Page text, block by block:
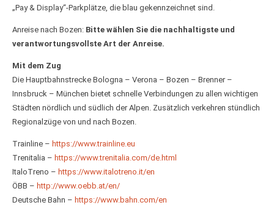
„Pay & Display“-Parkplätze, die blau gekennzeichnet sind.
Anreise nach Bozen: Bitte wählen Sie die nachhaltigste und
verantwortungsvollste Art der Anreise.
Mit dem Zug
Die Hauptbahnstrecke Bologna – Verona – Bozen – Brenner –
Innsbruck – München bietet schnelle Verbindungen zu allen wichtigen
Städten nördlich und südlich der Alpen. Zusätzlich verkehren stündlich
Regionalzüge von und nach Bozen.
Trainline – https://www.trainline.eu
Trenitalia – https://www.trenitalia.com/de.html
ItaloTreno – https://www.italotreno.it/en
ÖBB – http://www.oebb.at/en/
Deutsche Bahn – https://www.bahn.com/en